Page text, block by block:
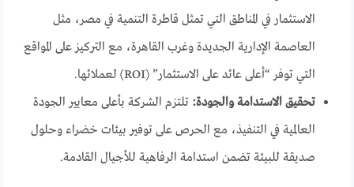
الاستثمار في المناطق التي تمثل قاطرة التنمية في مصر، مثل
العاصمة الإدارية الجديدة وغرب القاهرة، مع التركيز على المواقع
التي توفر “أعلى عائد على الاستثمار” (ROI) لعملائها.
تحقيق الاستدامة والجودة: تلتزم الشركة بأعلى معايير الجودة
العالمية في التنفيذ، مع الحرص على توفير بيئات خضراء وحلول
صديقة للبيئة تضمن استدامة الرفاهية للأجيال القادمة.